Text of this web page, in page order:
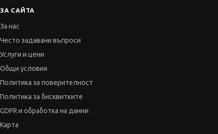
ЗА САЙТА
За нас
Често задавани въпроси
Услуги и цени
Общи условия
Политика за поверителност
Политика за бисквитките
GDPR и обработка на данни
Карта